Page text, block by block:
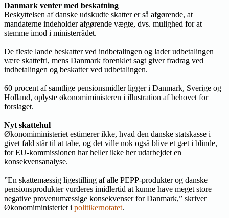
Danmark venter med beskatning
Beskyttelsen af danske udskudte skatter er så afgørende, at
mandaterne indeholder afgørende vægte, dvs. mulighed for at
stemme imod i ministerrådet.
De fleste lande beskatter ved indbetalingen og lader udbetalingen
være skattefri, mens Danmark forenklet sagt giver fradrag ved
indbetalingen og beskatter ved udbetalingen.
60 procent af samtlige pensionsmidler ligger i Danmark, Sverige og
Holland, oplyste økonomiministeren i illustration af behovet for
forslaget.
Nyt skattehul
Økonomiministeriet estimerer ikke, hvad den danske statskasse i
givet fald står til at tabe, og det ville nok også blive et gæt i blinde,
for EU-kommissionen har heller ikke her udarbejdet en
konsekvensanalyse.
”En skattemæssig ligestilling af alle PEPP-produkter og danske
pensionsprodukter vurderes imidlertid at kunne have meget store
negative provenumæssige konsekvenser for Danmark,” skriver
Økonomiministeriet i politikernotatet.